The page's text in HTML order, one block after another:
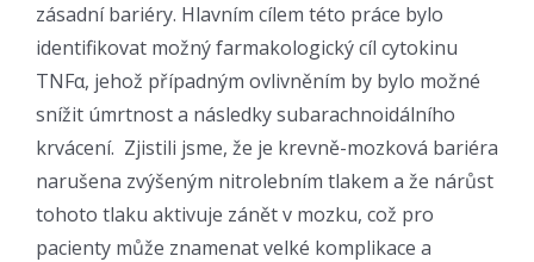
zásadní bariéry. Hlavním cílem této práce bylo
identifikovat možný farmakologický cíl cytokinu
TNFα, jehož případným ovlivněním by bylo možné
snížit úmrtnost a následky subarachnoidálního
krvácení. Zjistili jsme, že je krevně-mozková bariéra
narušena zvýšeným nitrolebním tlakem a že nárůst
tohoto tlaku aktivuje zánět v mozku, což pro
pacienty může znamenat velké komplikace a